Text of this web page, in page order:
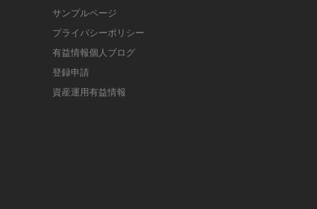
サンプルページ
プライバシーポリシー
有益情報個人ブログ
登録申請
資産運用有益情報